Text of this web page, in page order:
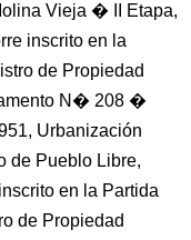
Vieja � II Etapa,
inscrito en la
de Propiedad
N� 208 �
Urbanización
de Pueblo Libre,
en la Partida
de Propiedad